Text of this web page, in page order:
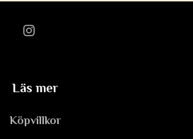
Läs mer
Köpvillkor